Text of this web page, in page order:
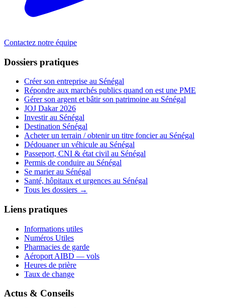
Contactez notre équipe
Dossiers pratiques
Créer son entreprise au Sénégal
Répondre aux marchés publics quand on est une PME
Gérer son argent et bâtir son patrimoine au Sénégal
JOJ Dakar 2026
Investir au Sénégal
Destination Sénégal
Acheter un terrain / obtenir un titre foncier au Sénégal
Dédouaner un véhicule au Sénégal
Passeport, CNI & état civil au Sénégal
Permis de conduire au Sénégal
Se marier au Sénégal
Santé, hôpitaux et urgences au Sénégal
Tous les dossiers →
Liens pratiques
Informations utiles
Numéros Utiles
Pharmacies de garde
Aéroport AIBD — vols
Heures de prière
Taux de change
Actus & Conseils